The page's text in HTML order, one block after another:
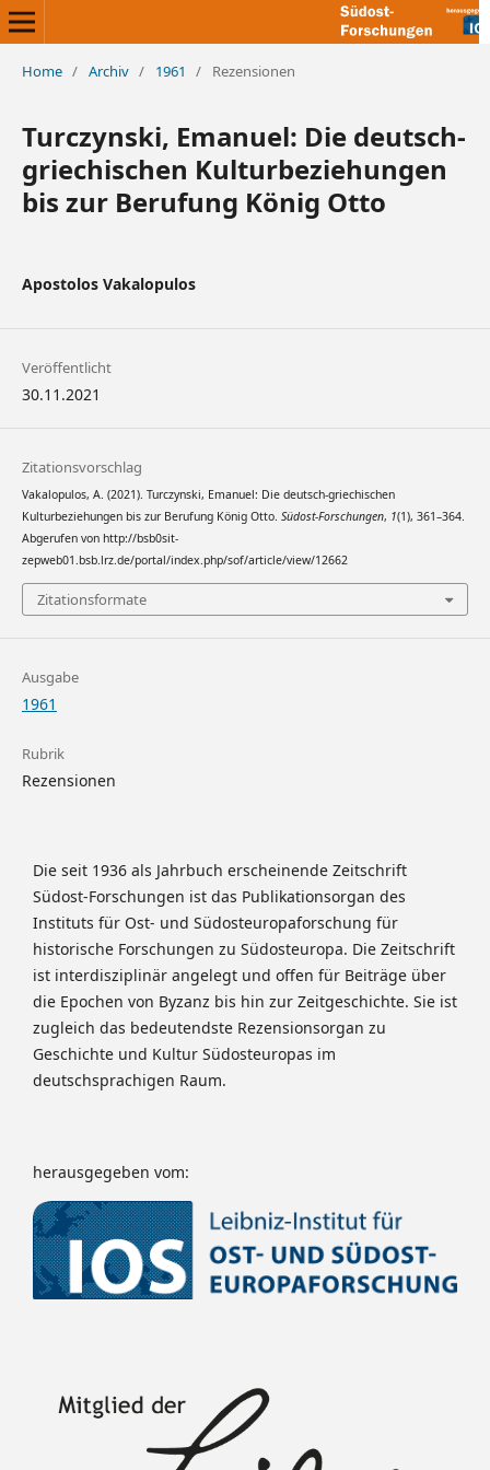
Home / Archiv / 1961 / Rezensionen
Turczynski, Emanuel: Die deutsch-
griechischen Kulturbeziehungen
bis zur Berufung König Otto
Apostolos Vakalopulos
Veröffentlicht
30.11.2021
Zitationsvorschlag
Vakalopulos, A. (2021). Turczynski, Emanuel: Die deutsch-griechischen
Kulturbeziehungen bis zur Berufung König Otto. Südost-Forschungen, 1(1), 361–364.
Abgerufen von http://bsb0sit-
zepweb01.bsb.lrz.de/portal/index.php/sof/article/view/12662
Zitationsformate
Ausgabe
1961
Rubrik
Rezensionen
Die seit 1936 als Jahrbuch erscheinende Zeitschrift
Südost-Forschungen ist das Publikationsorgan des
Instituts für Ost- und Südosteuropaforschung für
historische Forschungen zu Südosteuropa. Die Zeitschrift
ist interdisziplinär angelegt und offen für Beiträge über
die Epochen von Byzanz bis hin zur Zeitgeschichte. Sie ist
zugleich das bedeutendste Rezensionsorgan zu
Geschichte und Kultur Südosteuropas im
deutschsprachigen Raum.
herausgegeben vom: